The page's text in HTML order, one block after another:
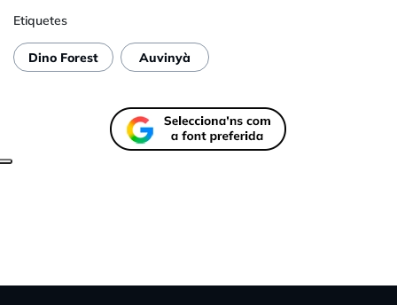
Etiquetes
Dino Forest Auvinyà